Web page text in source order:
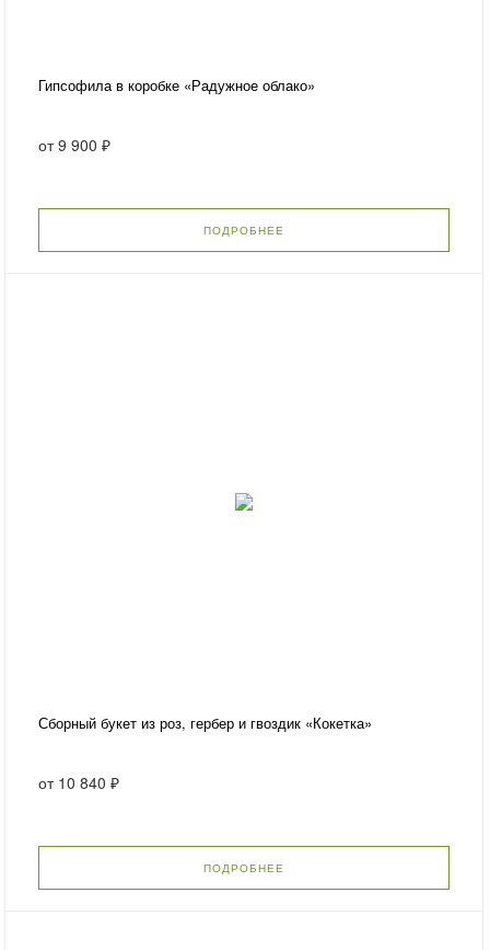
Гипсофила в коробке «Радужное облако»
от9 900 ₽
ПОДРОБНЕЕ
Сборный букет из роз, гербер и гвоздик «Кокетка»
от 10 840 ₽
ПОДРОБНЕЕ